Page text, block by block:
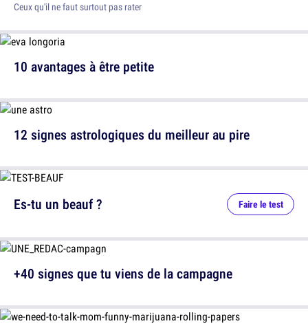
Ceux qu'il ne faut surtout pas rater
10 avantages à être petite
12 signes astrologiques du meilleur au pire
Es-tu un beauf ? Faire le test
+40 signes que tu viens de la campagne